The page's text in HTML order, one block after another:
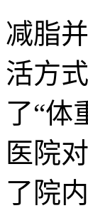
减脂
活方
了“体
医院
了院